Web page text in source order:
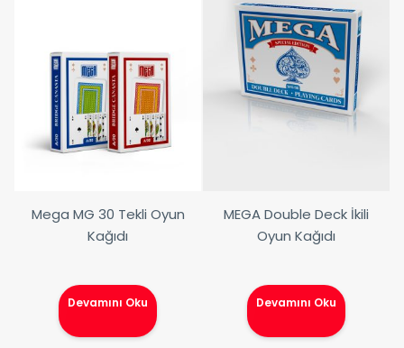
Mega MG 30 Tekli Oyun
Kağıdı
Devamını Oku
MEGA Double Deck İkili
Oyun Kağıdı
Devamını Oku